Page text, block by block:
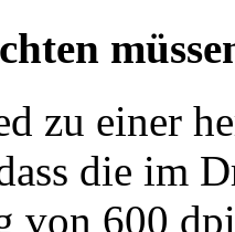
zu einer
die im
von 600